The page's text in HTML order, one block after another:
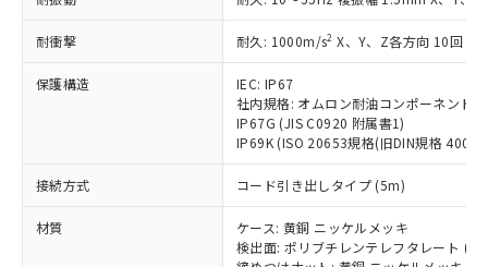
耐衝撃 耐久: 1000m/s2 X、Y、Z各方向 10回
保護構造
IEC: IP67
社内規格: オムロン耐油コンポーネント
IP67G (JIS C0920 附属書1)
IP69K (ISO 20653規格(旧DIN規格
接続方式 コード引き出しタイプ (5m)
材質
ケース: 黄銅 ニッケルメッキ
検出面: ポリブチレンテレフタレート
タに基づき作成されるものであり、閲
覧された時点での実際の在庫および標
準価格とは異なる場合があることをご
了承ください。
正式な納期状況および標準価格はお客
様のお取引先、またはお客様担当のオ
ムロン制御機器販売店・当社販売員に
ご相談ください。
オムロン制御機器販売店や当社販売拠
販売ネットワーク
」をご確認
鉛(Pb) 1000ppm以下、 水銀(Hg) 1000ppm以下、 カド
ミウム(Cd) 100ppm以下、
六価クロム(Cr(Ⅵ)) 1000ppm以下、ポリ臭化ビフェニル
類(PBB) 1000ppm以下、ポリ臭化ジフェニルエーテル類
(PBDE) 1000ppm以下、フタル酸ビス(2-エチルヘキシ
ル) (DEHP)(別名：DOP) 1000ppm以下、フタル酸ブチ
ルベンジル（BBP） 1000ppm以下、フタル酸ジブチル
（DBP） 1000ppm以下、フタル酸ジイソブチル
但し、RoHS指令で産業用監視および制御機器に対する
適用除外項目は除く。
フタル酸エステル類の４物質については閾値を超える意
図的な使用がないことを確認しています。
*中国RoHS10物質の基準値 (GB/T26572)：
Pb(鉛) :1000ppm、 Hg(水銀) : 1000ppm、 Cd(カドミウ
Cr(Ⅵ)(六価クロム) : 1000ppm、 PBBs(ポリ臭化ビフェ
ニル類) : 1000ppm、 PBDEs(ポリ臭化ジフェニルエーテ
DBP(フタル酸ジブチル) : 1000ppm、 DIBP(フタル酸ジ
イソブチル) : 1000ppm、 BBP(フタル酸ブチルベンジ
DEHP(フタル酸ビス(2-エチルヘキシル)) : 1000ppm
※2 環境保護使用期限
または国外への提供する場合は、日本
国政府の輸出許可(または役務取引許
可)を取得するなどの必要な手続きを
当社は規制貨物を破棄する場合は、完
全に破砕するなど、違法に輸出されな
いよう必要な手段を講じます。
当社は貴社製品を、核兵器、ミサイ
ル、化学兵器、生物兵器またはその他
武器並びにこれらの製造装置等に一切
使用いたしません。
当社は、貴社製品を第三者に販売する
一定数以上の在庫あり
一定数には満たないが在庫あり
在庫なし(最新の在庫状況につ
いては、お客様のお取引先、ま
たはお客様担当のオムロン制御
機器販売店・当社販売員にご確